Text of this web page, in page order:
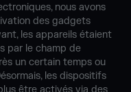
nous avons
des gadgets
les appareils étaient
par le champ de
un certain temps ou
les dispositifs
être activés via des